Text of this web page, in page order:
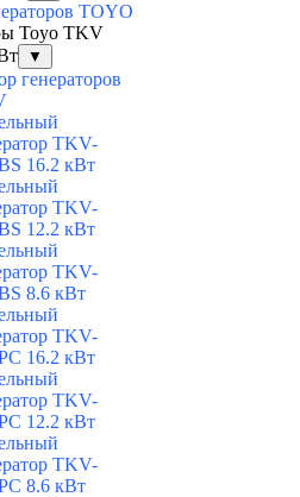
TOYO
Toyo TKV
▼
генераторов
TKV-
16.2 кВт
TKV-
12.2 кВт
TKV-
8.6 кВт
TKV-
16.2 кВт
TKV-
12.2 кВт
TKV-
8.6 кВт